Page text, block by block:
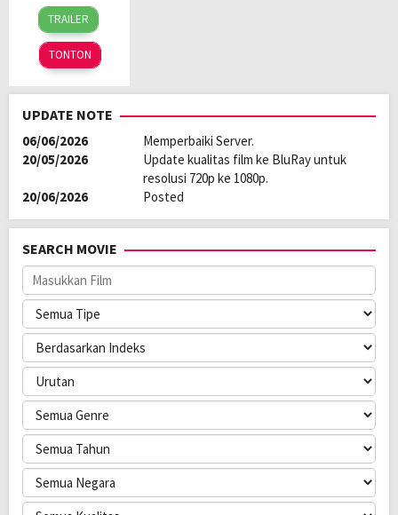
28
Jan
2026
Ángel
Manuel
Soto
TRAILER
TONTON
UPDATE NOTE
06/06/2026
Memperbaiki Server.
20/05/2026
Update kualitas film ke BluRay untuk
resolusi 720p ke 1080p.
20/06/2026
Posted
SEARCH MOVIE